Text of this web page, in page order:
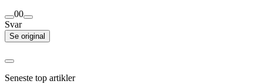
00
Svar
Se original
Seneste top artikler